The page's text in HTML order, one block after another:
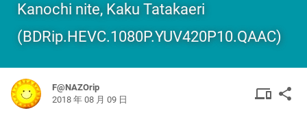
Kanochi nite, Kaku Tatakaeri
(BDRip.HEVC.1080P.YUV420P10.QAAC)
F@NAZOrip
2018 年 08 月 09 日
share